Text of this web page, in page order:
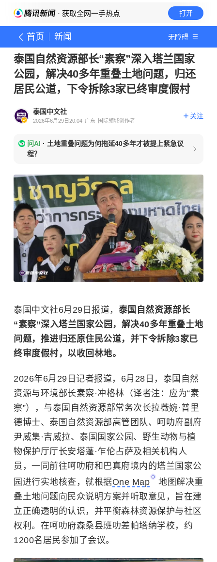
· 获取全网一手热点 打开
首页 新闻 无障碍
泰国自然资源部长“素察”深入塔兰国家
公园，解决40多年重叠土地问题，归还
居民公道，下令拆除3家已终审度假村
泰国中文社
2026年6月29日20:04 广东 国际领域创作者
关注
问AI · 土地重叠问题为何拖延40多年才被提上紧急议
程？
泰国中文社6月29日报道， 泰国自然资源部长
“素察”深入塔兰国家公园，解决40多年重叠土地
问题，推进归还原住民公道，并下令拆除3家已
终审度假村，以收回林地。
2026年6月29日记者报道，6月28日，泰国自然
资源与环境部长素察·冲格林（译者注：应为“素
察”），与泰国自然资源部常务次长拉薇婉·普里
德博士、泰国自然资源部高管团队、呵叻府副府
尹威集·吉威拉、泰国国家公园、野生动物与植
物保护厅厅长安塔蓬·乍伦占萨及相关机构人
员，一同前往呵叻府和巴真府境内的塔兰国家公
园进行实地核查，就根据One Map
地图解决重
叠土地问题向民众说明方案并听取意见，旨在建
立正确透明的认识，并平衡森林资源保护与社区
权利。在呵叻府森桑县班叻差帕塔纳学校，约
1200名居民参加了会议。